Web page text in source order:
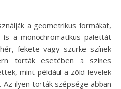
a geometrikus formákat,
a monochromatikus palettát
fekete vagy szürke színek
torták esetében a színes
mint például a zöld levelek
Az ilyen torták szépsége abban